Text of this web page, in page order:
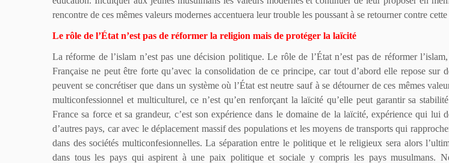
rencontre de ces mêmes valeurs modernes accentuera leur trouble les poussant à se retourner contre
Le rôle de l’État n’est pas de réformer la religion mais de protéger la laïcité
La réforme de l’islam n’est pas une décision politique. Le rôle de l’État n’est pas de réformer
Française ne peut être forte qu’avec la consolidation de ce principe, car tout d’abord elle repose sur
peuvent se concrétiser que dans un système où l’État est neutre sauf à se détourner de ces mêmes
multiconfessionnel et multiculturel, ce n’est qu’en renforçant la laïcité qu’elle peut garantir sa
France sa force et sa grandeur, c’est son expérience dans le domaine de la laïcité, expérience qui lui
d’autres pays, car avec le déplacement massif des populations et les moyens de transports qui
dans des sociétés multiconfesionnelles. La séparation entre le politique et le religieux sera alors
dans tous les pays qui aspirent à une paix politique et sociale y compris les pays musulmans.